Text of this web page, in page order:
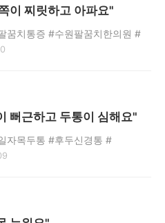
이 찌릿하고 아파요"
꿈치통증 #수원팔꿈치한의원 #
뻐근하고 두통이 심해요"
자목두통 #후두신경통 #